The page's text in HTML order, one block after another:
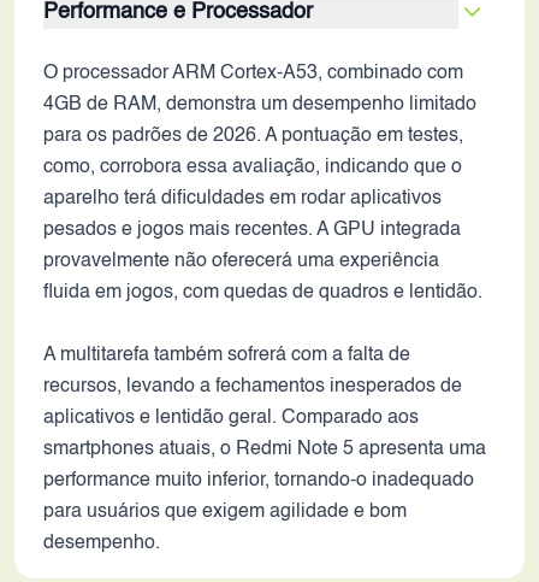
Performance e Processador
O processador ARM Cortex-A53, combinado com
4GB de RAM, demonstra um desempenho limitado
para os padrões de 2026. A pontuação em testes,
como, corrobora essa avaliação, indicando que o
aparelho terá dificuldades em rodar aplicativos
pesados e jogos mais recentes. A GPU integrada
provavelmente não oferecerá uma experiência
fluida em jogos, com quedas de quadros e lentidão.
A multitarefa também sofrerá com a falta de
recursos, levando a fechamentos inesperados de
aplicativos e lentidão geral. Comparado aos
smartphones atuais, o Redmi Note 5 apresenta uma
performance muito inferior, tornando-o inadequado
para usuários que exigem agilidade e bom
desempenho.